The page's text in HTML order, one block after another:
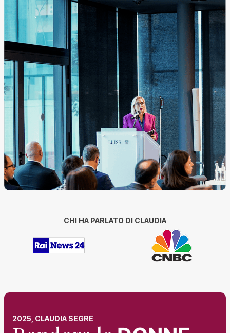
CHI HA PARLATO DI CLAUDIA
2025, CLAUDIA SEGRE